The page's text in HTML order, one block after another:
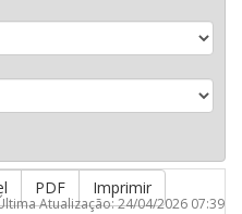
PDF Imprimir
Atualização: 24/04/2026 07:39